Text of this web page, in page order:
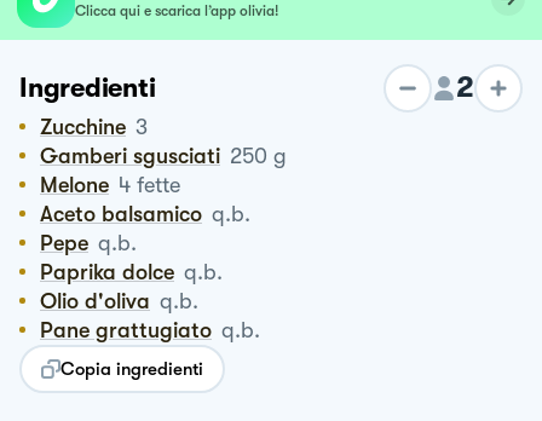
Clicca qui e scarica l’app olivia!
Ingredienti 2
Zucchine 3
Gamberi sgusciati 250 g
Melone 4 fette
Aceto balsamico q.b.
Pepe q.b.
Paprika dolce q.b.
Olio d'oliva q.b.
Pane grattugiato q.b.
Copia ingredienti